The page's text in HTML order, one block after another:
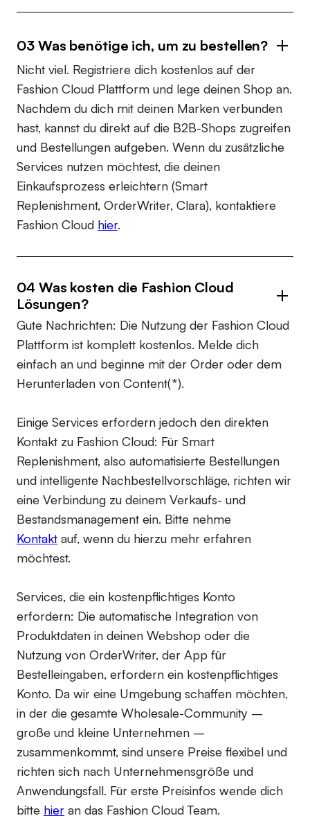
03 Was benötige ich, um zu bestellen?
Nicht viel. Registriere dich kostenlos auf der
Fashion Cloud Plattform und lege deinen Shop an.
Nachdem du dich mit deinen Marken verbunden
hast, kannst du direkt auf die B2B-Shops zugreifen
und Bestellungen aufgeben. Wenn du zusätzliche
Services nutzen möchtest, die deinen
Einkaufsprozess erleichtern (Smart
Replenishment, OrderWriter, Clara), kontaktiere
Fashion Cloud hier.
04 Was kosten die Fashion Cloud
Lösungen?
Gute Nachrichten: Die Nutzung der Fashion Cloud
Plattform ist komplett kostenlos. Melde dich
einfach an und beginne mit der Order oder dem
Herunterladen von Content(*).
Einige Services erfordern jedoch den direkten
Kontakt zu Fashion Cloud: Für Smart
Replenishment, also automatisierte Bestellungen
und intelligente Nachbestellvorschläge, richten wir
eine Verbindung zu deinem Verkaufs- und
Bestandsmanagement ein. Bitte nehme
Kontakt auf, wenn du hierzu mehr erfahren
möchtest.
Services, die ein kostenpflichtiges Konto
erfordern: Die automatische Integration von
Produktdaten in deinen Webshop oder die
Nutzung von OrderWriter, der App für
Bestelleingaben, erfordern ein kostenpflichtiges
Konto. Da wir eine Umgebung schaffen möchten,
in der die gesamte Wholesale-Community –
große und kleine Unternehmen –
zusammenkommt, sind unsere Preise flexibel und
richten sich nach Unternehmensgröße und
Anwendungsfall. Für erste Preisinfos wende dich
bitte hier an das Fashion Cloud Team.